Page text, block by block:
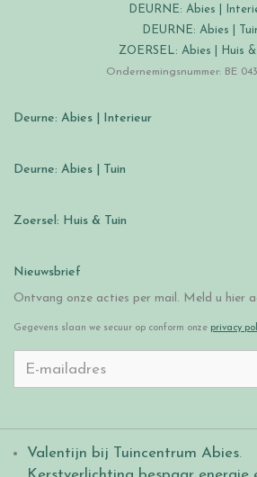
DEURNE: Abies |
DEURNE: Abies |
ZOERSEL: Abies | Huis &
Ondernemingsnummer: BE
Deurne: Abies | Interieur
Deurne: Abies | Tuin
Zoersel: Huis & Tuin
Nieuwsbrief
Ontvang onze acties per mail. Meld u hier
Gegevens slaan we secuur op conform onze privacy
Valentijn bij Tuincentrum Abies